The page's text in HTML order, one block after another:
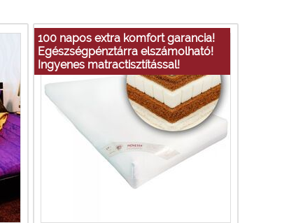
100 napos extra komfort garancia!
Egészségpénztárra elszámolható!
Ingyenes matractisztítással!